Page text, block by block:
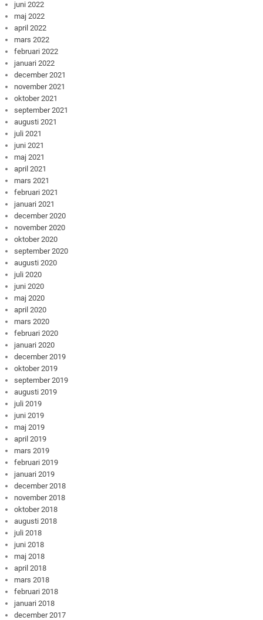
juni 2022
maj 2022
april 2022
mars 2022
februari 2022
januari 2022
december 2021
november 2021
oktober 2021
september 2021
augusti 2021
juli 2021
juni 2021
maj 2021
april 2021
mars 2021
februari 2021
januari 2021
december 2020
november 2020
oktober 2020
september 2020
augusti 2020
juli 2020
juni 2020
maj 2020
april 2020
mars 2020
februari 2020
januari 2020
december 2019
oktober 2019
september 2019
augusti 2019
juli 2019
juni 2019
maj 2019
april 2019
mars 2019
februari 2019
januari 2019
december 2018
november 2018
oktober 2018
augusti 2018
juli 2018
juni 2018
maj 2018
april 2018
mars 2018
februari 2018
januari 2018
december 2017